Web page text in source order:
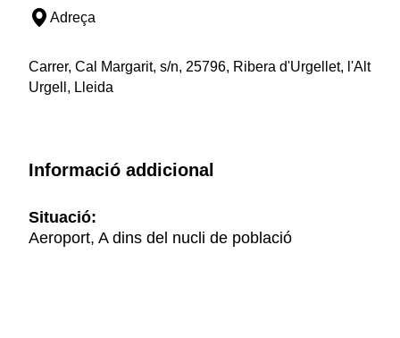
Adreça
Carrer, Cal Margarit, s/n, 25796, Ribera d'Urgellet, l'Alt
Urgell, Lleida
Informació addicional
Situació:
Aeroport, A dins del nucli de població